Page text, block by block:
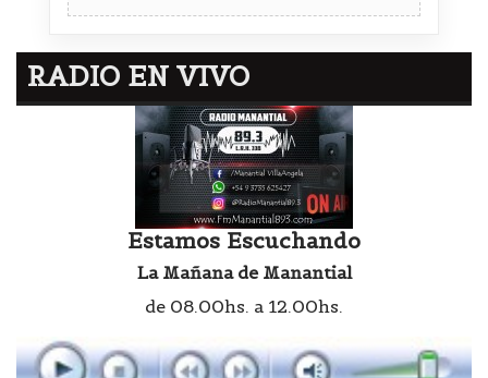
RADIO EN VIVO
Estamos Escuchando
La Mañana de Manantial
de 08.00hs. a 12.00hs.